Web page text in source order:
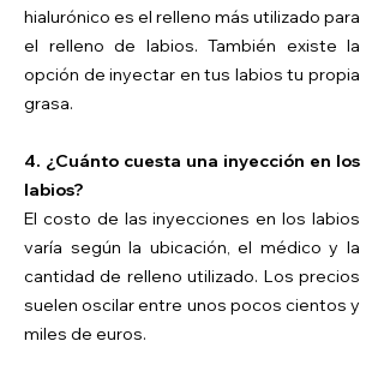
hialurónico es el relleno más utilizado para
el relleno de labios. También existe la
opción de inyectar en tus labios tu propia
grasa.
4. ¿Cuánto cuesta una inyección en los
labios?
El costo de las inyecciones en los labios
varía según la ubicación, el médico y la
cantidad de relleno utilizado. Los precios
suelen oscilar entre unos pocos cientos y
miles de euros.